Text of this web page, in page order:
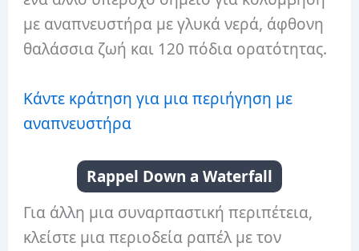
με αναπνευστήρα με γλυκά νερά, άφθονη
θαλάσσια ζωή και 120 πόδια ορατότητας.
Κάντε κράτηση για μια περιήγηση με
αναπνευστήρα
Rappel Down a Waterfall
Για άλλη μια συναρπαστική περιπέτεια,
κλείστε μια περιοδεία ραπέλ με τον